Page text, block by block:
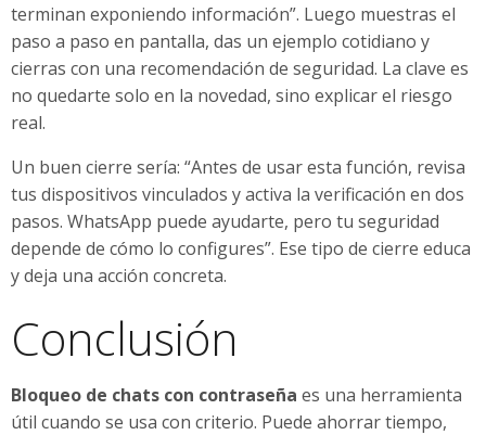
terminan exponiendo información”. Luego muestras el
paso a paso en pantalla, das un ejemplo cotidiano y
cierras con una recomendación de seguridad. La clave es
no quedarte solo en la novedad, sino explicar el riesgo
real.
Un buen cierre sería: “Antes de usar esta función, revisa
tus dispositivos vinculados y activa la verificación en dos
pasos. WhatsApp puede ayudarte, pero tu seguridad
depende de cómo lo configures”. Ese tipo de cierre educa
y deja una acción concreta.
Conclusión
Bloqueo de chats con contraseña es una herramienta
útil cuando se usa con criterio. Puede ahorrar tiempo,